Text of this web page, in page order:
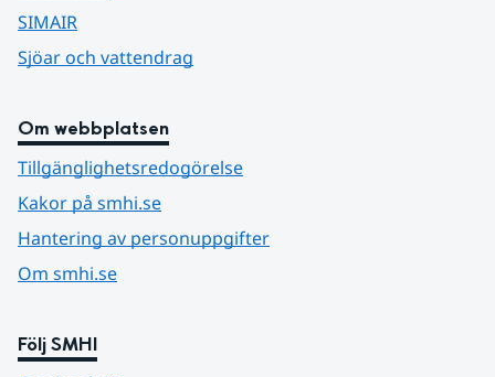
SIMAIR
Sjöar och vattendrag
Om webbplatsen
Tillgänglighetsredogörelse
Kakor på smhi.se
Hantering av personuppgifter
Om smhi.se
Följ SMHI